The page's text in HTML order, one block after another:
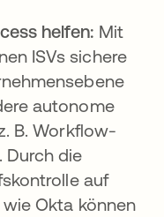
helfen: Mit
ISVs sichere
autonome
B. Workflow-
Durch die
auf
Okta können